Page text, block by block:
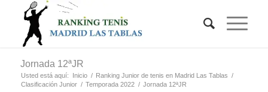
Jornada 12ªJR
Usted está aquí: Inicio / Ranking Junior de tenis en Madrid Las Tablas /
Clasificación Junior / Temporada 2022 / Jornada 12ªJR